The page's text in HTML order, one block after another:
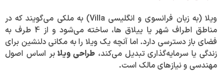
ویلا (به زبان فرانسوی و انگلیسی Villa) به ملکی می‌گویند که در
مناطق اطراف شهر یا ییلاق‌ ها، ساخته می‌شود و از 4 طرف به
فضای باز دسترسی دارد. اما آنچه یک ویلا را به مکانی دلنشین برای
زندگی یا سرمایه‌گذاری تبدیل می‌کند، طراحی ویلابر اساس اصول
مهندسی و نیازهای مالک است.